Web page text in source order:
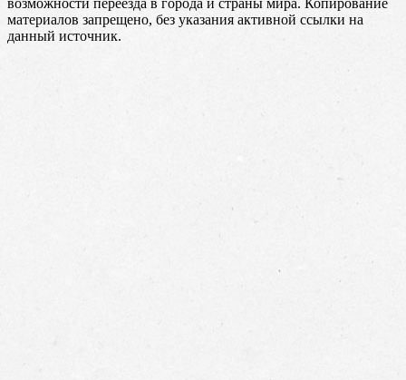
возможности переезда в города и страны мира. Копирование
материалов запрещено, без указания активной ссылки на
данный источник.